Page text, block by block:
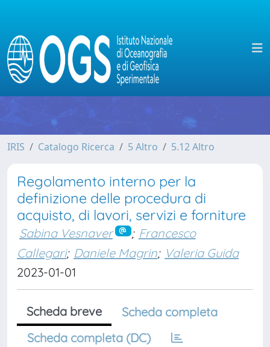
IRIS Catalogo Ricerca 5 Altro 5.12 Altro
Regolamento interno per la
definizione delle procedura di
acquisto, di lavori, servizi e forniture
Sabina Vesnaver ; Francesco
Callegari; Daniele Magrin; Valeria Guida
2023-01-01
Scheda breve
Scheda completa
Scheda completa (DC)